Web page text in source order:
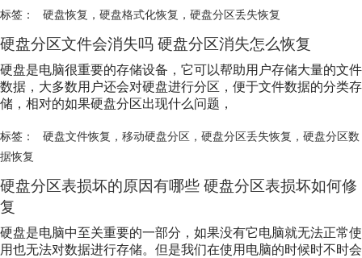
标签： 硬盘恢复 ， 硬盘格式化恢复 ， 硬盘分区丢失恢复
硬盘分区文件会消失吗 硬盘分区消失怎么恢复
硬盘是电脑很重要的存储设备，它可以帮助用户存储大量的文件
数据，大多数用户还会对硬盘进行分区，便于文件数据的分类存
储，相对的如果硬盘分区出现什么问题，
标签： 硬盘文件恢复 ， 移动硬盘分区， 硬盘分区丢失恢复 ， 硬盘分区数
据恢复
硬盘分区表损坏的原因有哪些 硬盘分区表损坏如何修
复
硬盘是电脑中至关重要的一部分，如果没有它电脑就无法正常使
用也无法对数据进行存储。但是我们在使用电脑的时候时不时会